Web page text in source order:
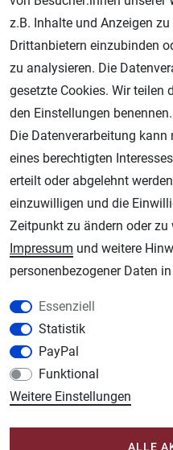
Widerrufsrecht
Unsere weiteren Shops:
Schmincke-City.de
Schmincke Künstlerfarben das
Plotter-City.com
Modellbau-City.com
Military + Tabletop Plastikmodelle
Spiel.
Im-Shop-kaufen.de
Küchen Zubehör - Haus/Garten -
z.B. Inhalte und Anzeigen
Drittanbietern einzubinden
zu analysieren. Die
gesetzte Cookies. Wir teilen
den Einstellungen benennen.
Die Datenverarbeitung
eines berechtigten
erteilt oder abgelehnt
einzuwilligen und die
Zeitpunkt zu ändern oder
Impressum und weitere
personenbezogener Daten
Essenziell
Statistik
PayPal
Funktional
Weitere Einstellungen
ALLE